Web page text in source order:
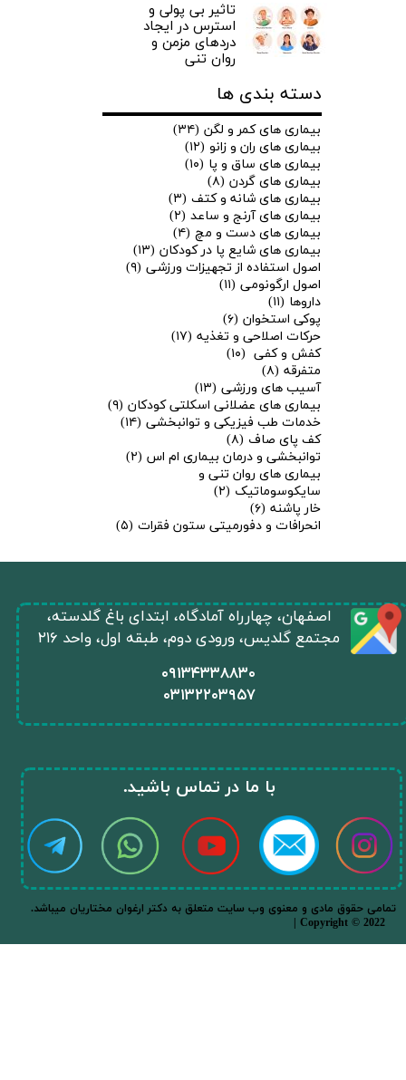
تاثیر بی پولی و
استرس در ایجاد
دردهای مزمن و
روان تنی
دسته بندی ها
بیماری های کمر و لگن (۳۴)
بیماری های ران و زانو (۱۲)
بیماری های ساق و پا (۱۰)
بیماری های گردن (۸)
بیماری های شانه و کتف (۳)
بیماری های آرنج و ساعد (۲)
بیماری های دست و مچ (۴)
بیماری های شایع پا در کودکان (۱۳)
اصول استفاده از تجهیزات ورزشی (۹)
اصول ارگونومی (۱۱)
داروها (۱۱)
پوکی استخوان (۶)
حرکات اصلاحی و تغذیه (۱۷)
کفش و کفی (۱۰)
متفرقه (۸)
آسیب های ورزشی (۱۳)
بیماری های عضلانی اسکلتی کودکان (۹)
خدمات طب فیزیکی و توانبخشی (۱۴)
کف پای صاف (۸)
توانبخشی و درمان بیماری ام اس (۲)
بیماری های روان تنی و
سایکوسوماتیک (۲)
خار پاشنه (۶)
انحرافات و دفورمیتی ستون فقرات (۵)
​۰۹۱۳۴۳۳۸۸۳۰
۰۳۱۳۲۲۰۳۹۵۷
​اصفهان، چهارراه آمادگاه، ابتدای باغ گلدسته،
مجتمع گلدیس، ورودی دوم، طبقه اول، واحد ۲۱۶
​با ما در تماس باشید.​​​​​​​
.تمامی حقوق مادی و معنوی وب سایت متعلق به دکتر ارغوان مختاریان میباشد
| Copyright © 2022